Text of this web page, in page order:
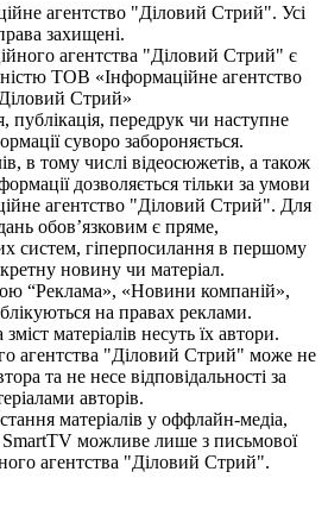
агентство "Діловий Стрий". Усі
захищені.
агентства "Діловий Стрий" є
ТОВ «Інформаційне агентство
Стрий»
публiкацiя, передрук чи наступне
суворо забороняється.
в тому числі відеосюжетів, а також
дозволяється тільки за умови
агентство "Діловий Стрий". Для
обов’язковим є пряме,
систем, гіперпосилання в першому
новину чи матеріал.
“Реклама», «Новини компаній»,
на правах реклами.
зміст матеріалів несуть їх автори.
агентства "Діловий Стрий" може не
та не несе відповідальності за
авторів.
матеріалів у оффлайн-медіа,
можливе лише з письмової
агентства "Діловий Стрий".